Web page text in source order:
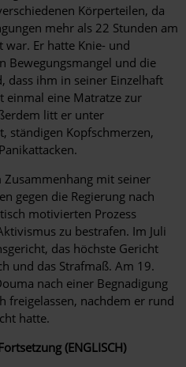
Körperteilen, da
mehr als 22 Stunden am
war. Er hatte Knie- und
Bewegungsmangel und die
dass ihm in seiner Einzelhaft
einmal eine Matratze zur
litt er unter
ständigen Kopfschmerzen,
mit seiner
gegen die Regierung nach
motivierten Prozess
zu bestrafen. Im Juli
das höchste Gericht
und das Strafmaß. Am 19.
nach einer Begnadigung
freigelassen, nachdem er rund
hatte.
(ENGLISCH)